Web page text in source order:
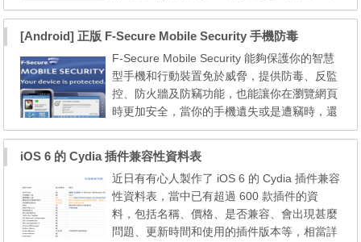
提升 iOS 執行速度。PhoneClean 支援 PC 和
ak）即可使用。 PhoneClean 主要清除的項目
有： 1. 垃圾文件：當應用程式在處理複雜的
工作時，可能會產生一些暫存檔，這些檔案通
常不會再被使用，...
[Android] 正版 F-Secure Mobile Security 手機防毒
F-Secure Mobile Security 能夠保護你的智慧
型手機和行動裝置免於威脅，提供防毒、反監
控、防火牆及防竊功能，也能讓你在瀏覽網頁
時更加安全，當你的手機遺失或是遭竊時，還
能夠立即回傳手機的位置，或是遠端清除手機
內的重要資料。以下為大家介紹如何免費獲得
180 天 F-Secure Mobile Security 正版使用序
號。 活動網站：點這裡 下載鏈結：下載 F-Se
cure Mobile Security 首先，進入 F-Secure K
eys in t...
iOS 6 的 Cydia 插件兼容性資料表
近日有有心人製作了 iOS 6 的 Cydia 插件兼容
性資料表，當中已有超過 600 款插件的資
料，包括名稱、價格、是否兼容、會出現甚麼
問題、更新時間和使用的插件版本等，相當詳